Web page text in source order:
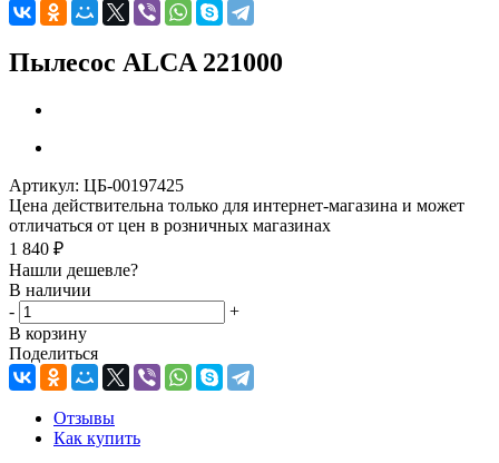
Пылесос ALCA 221000
Артикул: ЦБ-00197425
Цена действительна только для интернет-магазина и может
отличаться от цен в розничных магазинах
1 840 ₽
Нашли дешевле?
В наличии
-
+
В корзину
Поделиться
Отзывы
Как купить